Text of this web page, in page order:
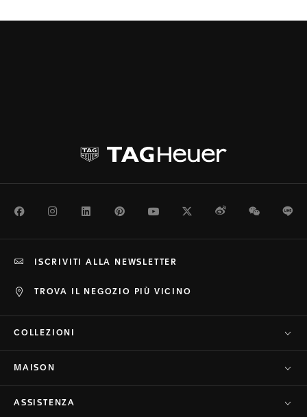
FacebookInstagramLinkedInPinterestYoutubeTwitterWeiboWeChat
TROVA IL NEGOZIO PIÙ VICINO
ISCRIVITI ALLA NEWSLETTER
COLLEZIONI
MAISON
ASSISTENZA